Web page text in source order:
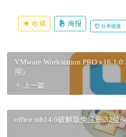
收藏 海报 分享链接
VMware Workstation PRO
用）
上一篇
office tab14.0破解版免注册 32位